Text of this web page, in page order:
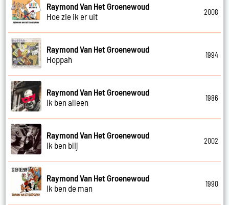
Raymond Van Het Groenewoud
Hoe zie ik er uit
2008
Raymond Van Het Groenewoud
Hoppah
1994
Raymond Van Het Groenewoud
Ik ben alleen
1986
Raymond Van Het Groenewoud
Ik ben blij
2002
Raymond Van Het Groenewoud
Ik ben de man
1990